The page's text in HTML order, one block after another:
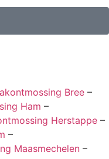
Bree –
Ham –
Herstappe –
–
Maasmechelen –